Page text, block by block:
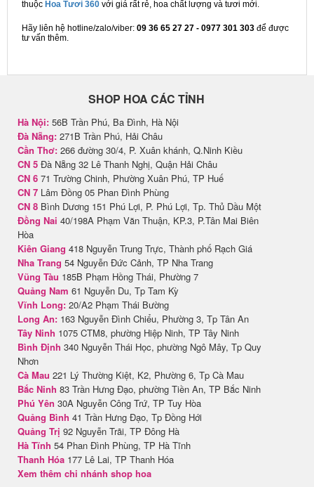
thuộc Hoa Tươi 360 với giá rất rẻ, hoa chất lượng và tươi mới.
Hãy liên hệ hotline/zalo/viber: 09 36 65 27 27 - 0977 301 303 để được
tư vấn thêm.
SHOP HOA CÁC TỈNH
Hà Nội: 56B Trần Phú, Ba Đình, Hà Nội
Đà Nẵng: 271B Trần Phú, Hải Châu
Cần Thơ: 266 đường 30/4, P. Xuân khánh, Q.Ninh Kiều
CN 5 Đà Nẵng 32 Lê Thanh Nghị, Quận Hải Châu
CN 6 71 Trường Chinh, Phường Xuân Phú, TP Huế
CN 7 Lâm Đồng 05 Phan Đình Phùng
CN 8 Bình Dương 151 Phú Lợi, P. Phú Lợi, Tp. Thủ Dầu Một
Đồng Nai 40/198A Phạm Văn Thuận, KP.3, P.Tân Mai Biên
Hòa
Kiên Giang 418 Nguyễn Trung Trực, Thành phố Rạch Giá
Nha Trang 54 Nguyễn Đức Cảnh, TP Nha Trang
Vũng Tàu 185B Phạm Hồng Thái, Phường 7
Quảng Nam 61 Nguyễn Du, Tp Tam Kỳ
Vĩnh Long: 20/A2 Phạm Thái Bường
Long An: 163 Nguyễn Đình Chiểu, Phường 3, Tp Tân An
Tây Ninh 1075 CTM8, phường Hiệp Ninh, TP Tây Ninh
Bình Định 340 Nguyễn Thái Học, phường Ngô Mây, Tp Quy
Nhơn
Cà Mau 221 Lý Thường Kiệt, K2, Phường 6, Tp Cà Mau
Bắc Ninh 83 Trần Hưng Đạo, phường Tiền An, TP Bắc Ninh
Phú Yên 30A Nguyễn Công Trứ, TP Tuy Hòa
Quảng Bình 41 Trần Hưng Đạo, Tp Đồng Hới
Quảng Trị 92 Nguyễn Trãi, TP Đông Hà
Hà Tĩnh 54 Phan Đình Phùng, TP Hà Tĩnh
Thanh Hóa 177 Lê Lai, TP Thanh Hóa
Xem thêm chi nhánh shop hoa